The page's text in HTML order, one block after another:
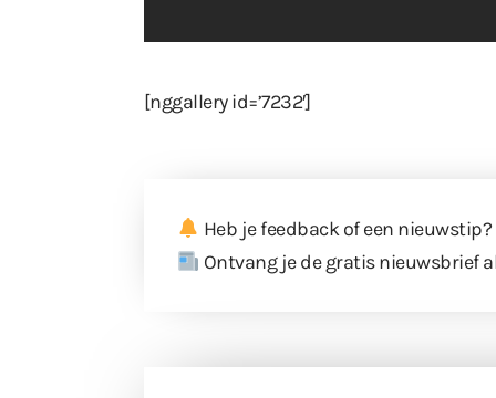
[nggallery id=’7232′]
Heb je feedback of een nieuwstip?
Ontvang je de gratis nieuwsbrief